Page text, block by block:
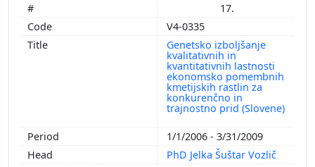
17.
V4-0335
Genetsko izboljšanje
kvalitativnih in
kvantitativnih lastnosti
ekonomsko pomembnih
kmetijskih rastlin za
konkurenčno in
trajnostno prid (Slovene)
1/1/2006 - 3/31/2009
PhD Jelka Šuštar Vozlič